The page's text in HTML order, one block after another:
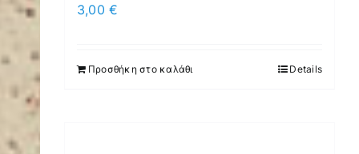
3,00€
Προσθήκη στο καλάθι Details